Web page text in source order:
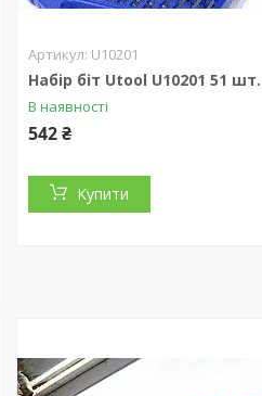
U10201
Набір біт Utool U10201 51 шт.
В наявності
542 ₴
Купити